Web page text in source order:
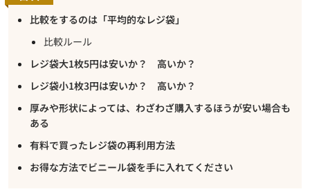
比較をするのは「平均的なレジ袋」
比較ルール
レジ袋大1枚5円は安いか？ 高いか？
レジ袋小1枚3円は安いか？ 高いか？
厚みや形状によっては、わざわざ購入するほうが安い場合も
ある
有料で買ったレジ袋の再利用方法
お得な方法でビニール袋を手に入れてください